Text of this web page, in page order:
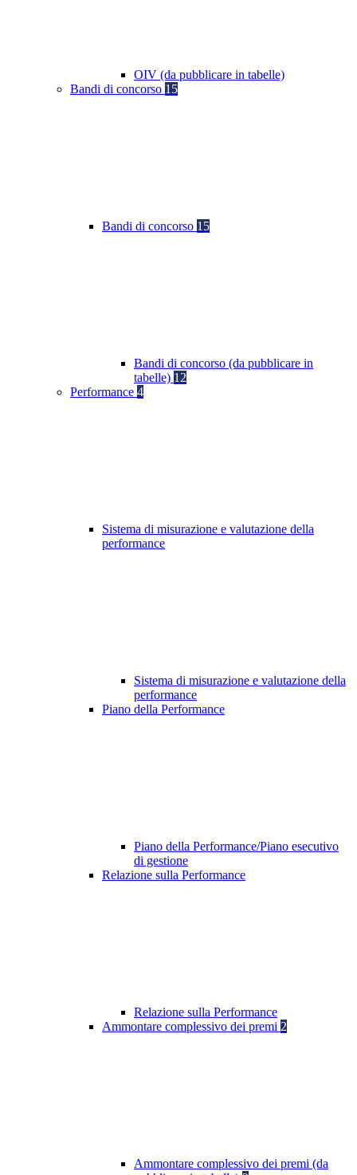
OIV (da pubblicare in tabelle)
Bandi di concorso 15
Bandi di concorso 15
Bandi di concorso (da pubblicare in
tabelle) 12
Performance 4
Sistema di misurazione e valutazione della
performance
Sistema di misurazione e valutazione della
performance
Piano della Performance
Piano della Performance/Piano esecutivo
di gestione
Relazione sulla Performance
Relazione sulla Performance
Ammontare complessivo dei premi 2
Ammontare complessivo dei premi (da